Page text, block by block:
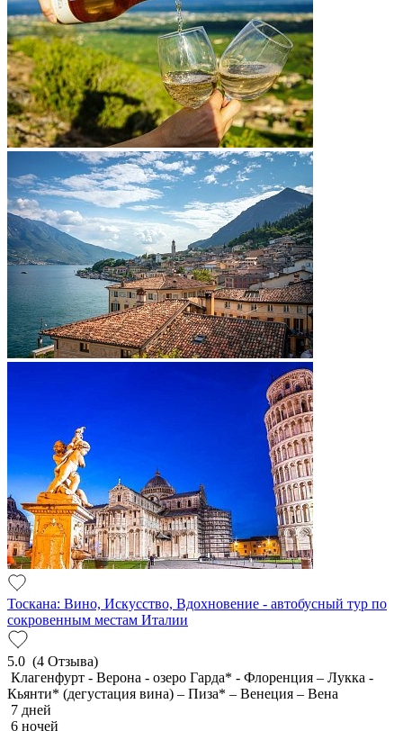
Тоскана: Вино, Искусство, Вдохновение - автобусный тур по
сокровенным местам Италии
5.0 (4 Отзыва)
Клагенфурт - Верона - озеро Гарда* - Флоренция – Лукка -
Кьянти* (дегустация вина) – Пиза* – Венеция – Вена
7 дней
6 ночей